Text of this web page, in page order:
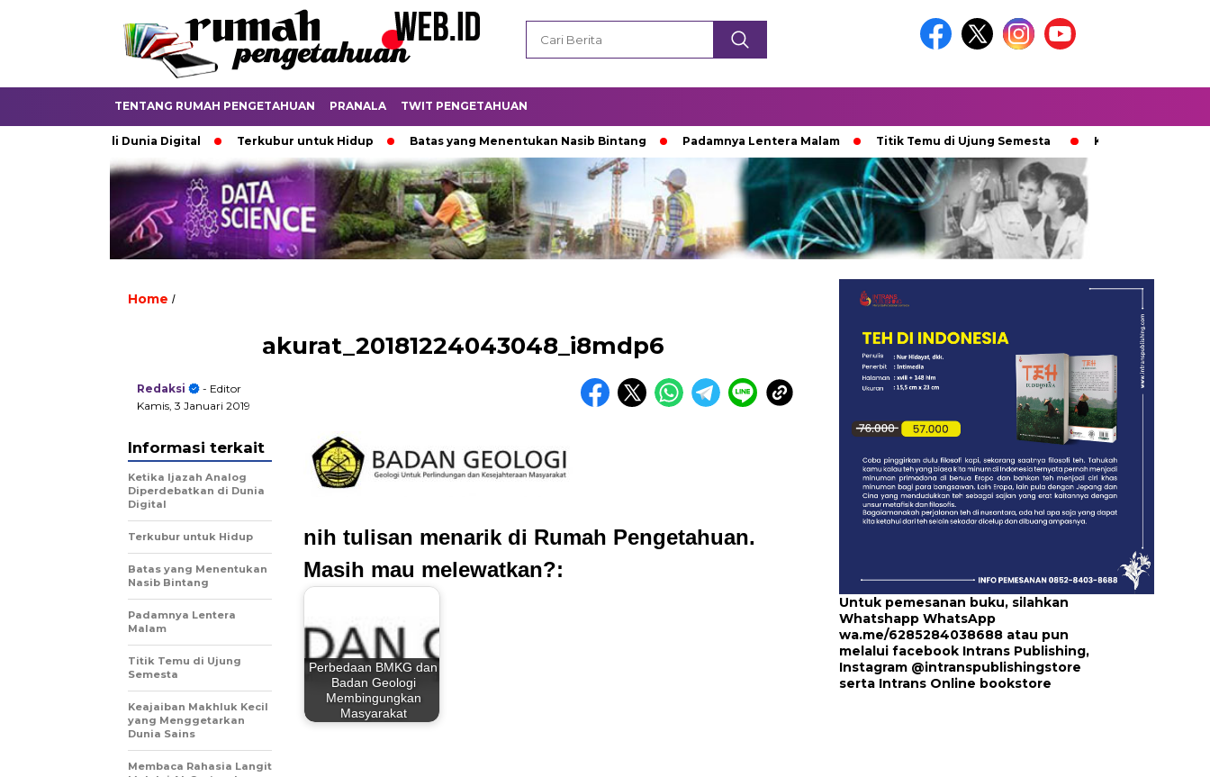
TENTANG RUMAH PENGETAHUAN PRANALA TWIT PENGETAHUAN
di Dunia Digital Terkubur untuk Hidup Batas yang Menentukan Nasib Bintang Padamnya Lentera Malam Titik Temu di Ujung Semesta Ketika Ijazah Analog
Home /
akurat_20181224043048_i8mdp6
Redaksi
- Editor
Kamis, 3 Januari 2019
nih tulisan menarik di Rumah Pengetahuan.
Masih mau melewatkan?:
Perbedaan BMKG dan
Badan Geologi
Membingungkan
Masyarakat
Informasi terkait
Ketika Ijazah Analog
Diperdebatkan di Dunia
Digital
Terkubur untuk Hidup
Batas yang Menentukan
Nasib Bintang
Padamnya Lentera
Malam
Titik Temu di Ujung
Semesta
Keajaiban Makhluk Kecil
yang Menggetarkan
Dunia Sains
Membaca Rahasia Langit
Untuk pemesanan buku, silahkan
Whatshapp WhatsApp
wa.me/6285284038688 atau pun
melalui facebook Intrans Publishing,
Instagram @intranspublishingstore
serta Intrans Online bookstore